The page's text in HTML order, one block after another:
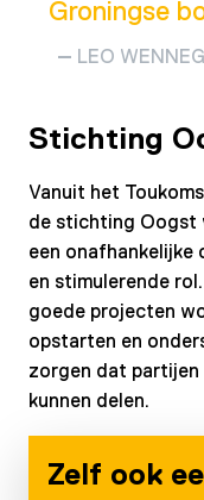
Groningse
LEO
Stichting
Vanuit het
de stichting Oogst
een
en stimulerende
goede projecten
opstarten en
zorgen dat partijen
kunnen delen.
Zelf ook